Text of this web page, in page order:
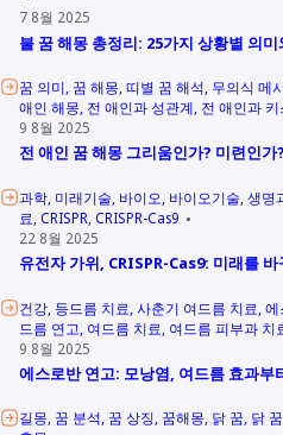
7 8월 2025
불 꿈 해몽 총정리: 25가지 상황별 의미
꿈 의미 꿈 해몽 띠별 꿈 해석 무의식 메
애인 해몽 전 애인과 성관계 전 애인과 키
9 8월 2025
전 애인 꿈 해몽 그리움인가? 미련인
과학 미래기술 바이오 바이오기술 생명
료 CRISPR CRISPR-Cas9
22 8월 2025
유전자 가위, CRISPR-Cas9: 미래를
건강 등드름 치료 사춘기 여드름 치료 에
드름 연고 여드름 치료 여드름 피부과 치
9 8월 2025
에스로반 연고: 모낭염, 여드름 효과부
길몽 꿈 분석 꿈 상징 꿈해몽 닭 꿈 닭